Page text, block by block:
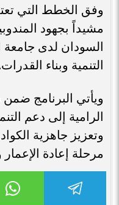
وفق الخطط التي
مشيداً بجهود
السودان لدى جامعة
التنمية وبناء
ويأتي البرنامج
الرامية إلى دعم
وتعزيز جاهزية
مرحلة إعادة